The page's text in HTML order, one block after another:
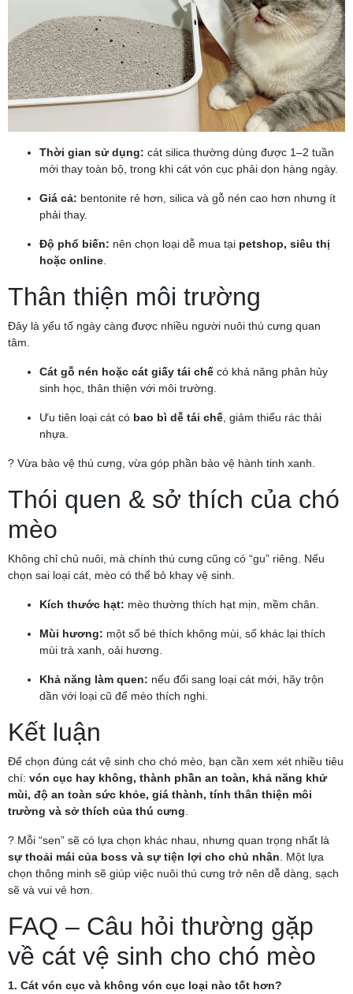
Thời gian sử dụng: cát silica thường dùng được 1–2 tuần
mới thay toàn bộ, trong khi cát vón cục phải dọn hàng ngày.
Giá cả: bentonite rẻ hơn, silica và gỗ nén cao hơn nhưng ít
phải thay.
Độ phổ biến: nên chọn loại dễ mua tại petshop, siêu thị
hoặc online
Thân thiện môi trường
Đây là yếu tố ngày càng được nhiều người nuôi thú cưng quan
tâm.
Cát gỗ nén hoặc cát giấy tái chế có khả năng phân hủy
sinh học, thân thiện với môi trường.
Ưu tiên loại cát có bao bì dễ tái chế , giảm thiểu rác thải
nhựa.
? Vừa bảo vệ thú cưng, vừa góp phần bảo vệ hành tinh xanh.
Thói quen & sở thích của chó
mèo
Không chỉ chủ nuôi, mà chính thú cưng cũng có “gu” riêng. Nếu
chọn sai loại cát, mèo có thể bỏ khay vệ sinh.
Kích thước hạt: mèo thường thích hạt mịn, mềm chân.
Mùi hương: một số bé thích không mùi, số khác lại thích
mùi trà xanh, oải hương.
Khả năng làm quen: nếu đổi sang loại cát mới, hãy trộn
dần với loại cũ để mèo thích nghi.
Kết luận
Để chọn đúng cát vệ sinh cho chó mèo, bạn cần xem xét nhiều tiêu
chí: vón cục hay không, thành phần an toàn, khả năng khử
mùi, độ an toàn sức khỏe, giá thành, tính thân thiện môi
trường và sở thích của thú cưng
? Mỗi “sen” sẽ có lựa chọn khác nhau, nhưng quan trọng nhất là
sự thoải mái của boss và sự tiện lợi cho chủ nhân . Một lựa
chọn thông minh sẽ giúp việc nuôi thú cưng trở nên dễ dàng, sạch
sẽ và vui vẻ hơn.
FAQ – Câu hỏi thường gặp
về cát vệ sinh cho chó mèo
1. Cát vón cục và không vón cục loại nào tốt hơn?